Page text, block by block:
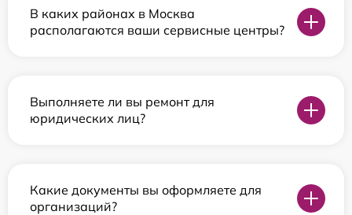
В каких районах в Москва
располагаются ваши сервисные центры?
Выполняете ли вы ремонт для
юридических лиц?
Какие документы вы оформляете для
организаций?